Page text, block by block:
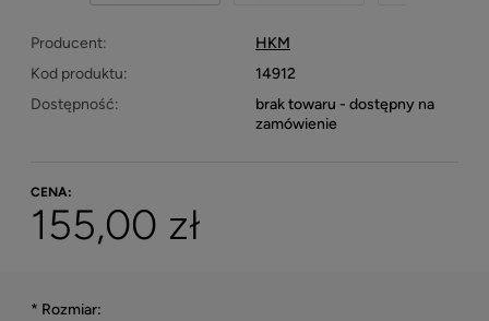
Producent:
HKM
Kod produktu:
14912
Dostępność:
brak towaru - dostępny na
zamówienie
CENA:
155,00 zł
* Rozmiar: